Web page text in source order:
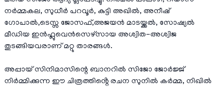
നർമ്മകല, സുധീർ പറവൂർ, കുട്ടി അഖിൽ, അനീഷ്
ഗോപാൽ,ടെസ്സ ജോസഫ്,അജയൻ മാടയ്ക്കൽ, സോഷ്യൽ
മീഡിയ ഇൻഫ്ലുവെൻസെഴ്സായ അശ്വിത-അശ്വിജ
തുടങ്ങിയവരാണ് മറ്റു താരങ്ങൾ.
അപ്പായ് സിനിമാസിന്റെ ബാനറിൽ സിജോ ജോർജ്ജ്
നിർമ്മിക്കുന്ന ഈ ചിത്രത്തിൻ്റെ രചന സുനിൽ കർമ്മ, നിഖിൽ